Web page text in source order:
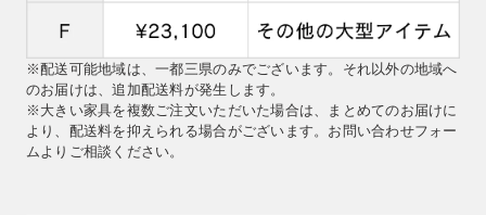
※配送可能地域は、一都三県のみでございます。それ以外の地域へ
のお届けは、追加配送料が発生します。
※大きい家具を複数ご注文いただいた場合は、まとめてのお届けに
より、配送料を抑えられる場合がございます。お問い合わせフォー
ムよりご相談ください。